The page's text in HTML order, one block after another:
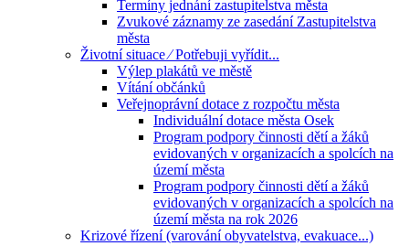
Termíny jednání zastupitelstva města
Zvukové záznamy ze zasedání Zastupitelstva
města
Životní situace ⁄ Potřebuji vyřídit...
Výlep plakátů ve městě
Vítání občánků
Veřejnoprávní dotace z rozpočtu města
Individuální dotace města Osek
Program podpory činnosti dětí a žáků
evidovaných v organizacích a spolcích na
území města
Program podpory činnosti dětí a žáků
evidovaných v organizacích a spolcích na
území města na rok 2026
Krizové řízení (varování obyvatelstva, evakuace...)